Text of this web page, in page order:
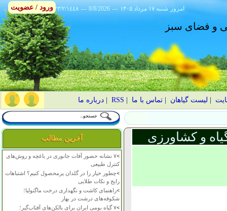
٢٣/٢/١٤٤٨ --- 8/8/2026 --- ۱۴۰۵ شنبه ۱۷ مرداد امروز
و فضای سبز
لیست گیاهان |تماس با ما RSS
|درباره ما
آخرین مطالب
>
۷ نشانه حضور آفات جانوری در باغچه و روش‌های
کنترل طبیعی
>چطور خیار را در گلدان پرمحصول کنیم؟ اشتباهات
رایج و نکات طلایی
>راهنمای کاشت و نگهداری درخت ماگنولیا؛
شکوفه‌های درشت در بهار
>
۷ گیاه بومی ایران برای بالکن‌های آفتاب‌گیر؛
و کشاورزی
ورود / عضویت